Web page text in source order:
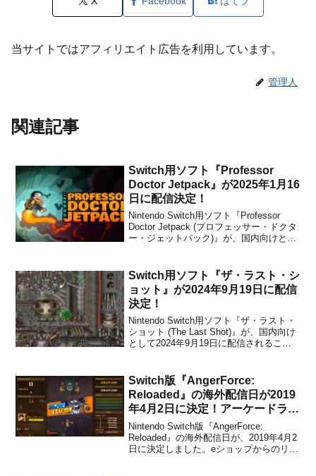
当サイトではアフィリエイト広告を利用しています。
管理人
関連記事
Switch用ソフト『Professor
Doctor Jetpack』が2025年1月16
日に配信決定！
Nintendo Switch用ソフト『Professor
Doctor Jetpack (プロフェッサー・ドクタ
ー・ジェットパック)』が、国内向けとし
設定されています。ゲームについて本作
は、雰...
Switch用ソフト『ザ・ラスト・シ
ョット』が2024年9月19日に配信
決定！
Nintendo Switch用ソフト『ザ・ラスト・
ショット (The Last Shot)』が、国内向け
として2024年9月19日に配信されること
日 23時59分までは割引価格で購入するこ
とが...
Switch版『AngerForce:
Reloaded』の海外配信日が2019
年4月2日に決定！アーケードライ
クのシューティングゲーム
Nintendo Switch版『AngerForce:
Reloaded』の海外配信日が、2019年4月2
日に決定しました。eショップからのリス